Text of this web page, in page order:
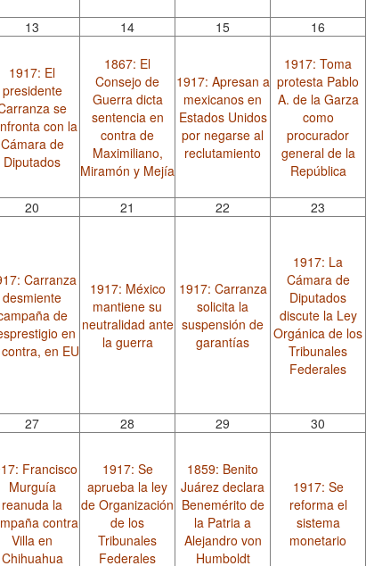
13 14 15 16
1917: El
presidente
se
con la
Cámara de
Diputados
1867: El
Consejo de
Guerra dicta
sentencia en
contra de
Maximiliano,
Miramón y Mejía
1917: Apresan a
mexicanos en
Estados Unidos
por negarse al
reclutamiento
1917: Toma
protesta Pablo
A. de la Garza
como
procurador
general de la
República
20 21 22 23
Carranza
desmiente
de
en
en EU
1917: México
mantiene su
neutralidad ante
la guerra
1917: Carranza
solicita la
suspensión de
garantías
1917: La
Cámara de
Diputados
discute la Ley
Orgánica de los
Tribunales
Federales
27 28 29 30
Francisco
Murguía
reanuda la
contra
Villa en
Chihuahua
1917: Se
aprueba la ley
de Organización
de los
Tribunales
Federales
1859: Benito
Juárez declara
Benemérito de
la Patria a
Alejandro von
Humboldt
1917: Se
reforma el
sistema
monetario